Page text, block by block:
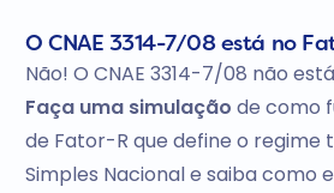
O CNAE 3314-7/08 está no
Não! O CNAE 3314-7/08 não
Faça uma simulação de como
de Fator-R que define o regime
Simples Nacional e saiba como